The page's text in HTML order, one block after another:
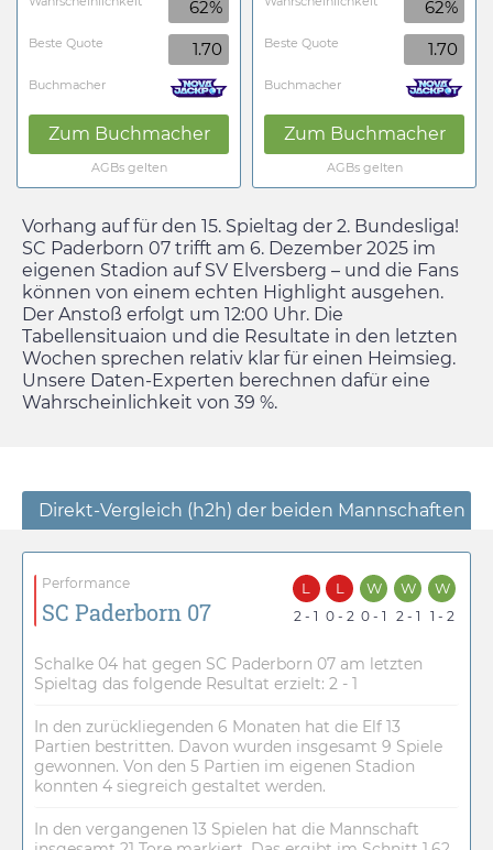
62%
Beste Quote 1.70
Buchmacher
Zum Buchmacher
AGBs gelten
62%
Beste Quote 1.70
Buchmacher
Zum Buchmacher
AGBs gelten
Vorhang auf für den 15. Spieltag der 2. Bundesliga!
SC Paderborn 07 trifft am 6. Dezember 2025 im
eigenen Stadion auf SV Elversberg – und die Fans
können von einem echten Highlight ausgehen.
Der Anstoß erfolgt um 12:00 Uhr. Die
Tabellensituaion und die Resultate in den letzten
Wochen sprechen relativ klar für einen Heimsieg.
Unsere Daten-Experten berechnen dafür eine
Wahrscheinlichkeit von 39 %.
Direkt-Vergleich (h2h) der beiden Mannschaften
Performance
SC Paderborn 07
L
2 - 1
L
0 - 2
W
0 - 1
W
2 - 1
W
1 - 2
Schalke 04 hat gegen SC Paderborn 07 am letzten
Spieltag das folgende Resultat erzielt: 2 - 1
In den zurückliegenden 6 Monaten hat die Elf 13
Partien bestritten. Davon wurden insgesamt 9 Spiele
gewonnen. Von den 5 Partien im eigenen Stadion
konnten 4 siegreich gestaltet werden.
In den vergangenen 13 Spielen hat die Mannschaft